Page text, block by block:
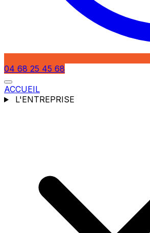
04 68 25 45 68
ACCUEIL
L'ENTREPRISE